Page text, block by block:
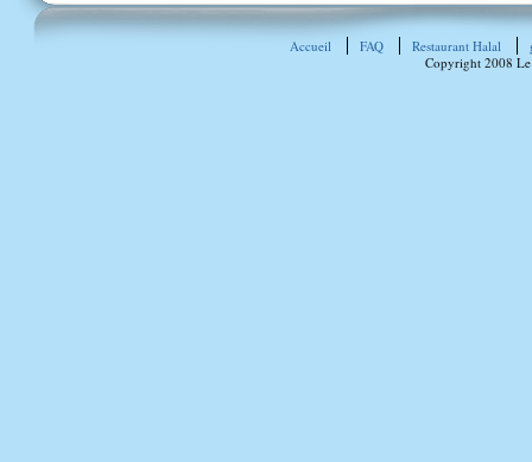
Accueil FAQ Restaurant Halal
Copyright 2008